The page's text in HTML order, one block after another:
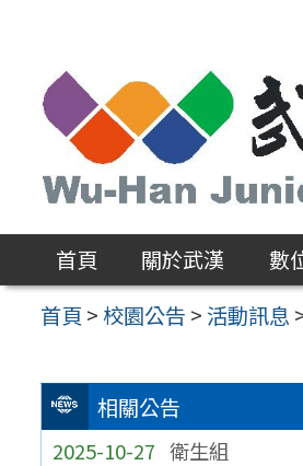
區
首頁 關於武漢 數
首頁 >校園公告 > 活動訊息
相關公告
2025-10-27 衛生組